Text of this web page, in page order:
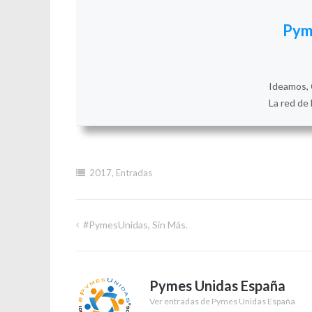
Ideamos,
La red
2017, Entradas
Navegación
entradas
#PymesUnidas, Sin Más.
Pymes Unidas España
Ver entradas de Pymes Unidas España